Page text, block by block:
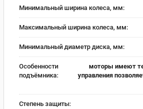
Минимальный ширина колеса, мм:
Максимальный ширина колеса, мм:
Минимальный диаметр диска, мм:
Особенности
подъёмника:
моторы имеют
управления
Степень защиты: